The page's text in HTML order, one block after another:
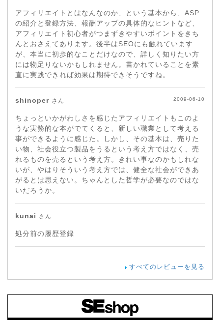
アフィリエイトとはなんなのか、という基本から、ASP
の紹介と登録方法、報酬アップの具体的なヒントなど、
アフィリエイト初心者がつまずきやすいポイントをきち
んとおさえてあります。後半はSEOにも触れています
が、本当に初歩的なことだけなので、詳しく知りたい方
には物足りないかもしれません。書かれていることを素
直に実践できれば効果は期待できそうですね。
shinoper さん 2009-06-10
ちょっといかがわしさを感じたアフィリエイトもこのよ
うな実務的な本がでてくると、新しい職業として考える
事ができるように感じた。しかし、その基本は、売りた
い物、社会役立つ製品をうるという考え方ではなく、売
れるものを売るという考え方。きれい事なのかもしれな
いが、やはりそういう考え方では、健全な社会ができあ
がるとは思えない。ちゃんとした哲学が必要なのではな
いだろうか。
kunai さん
処分前の履歴登録
すべてのレビューを見る